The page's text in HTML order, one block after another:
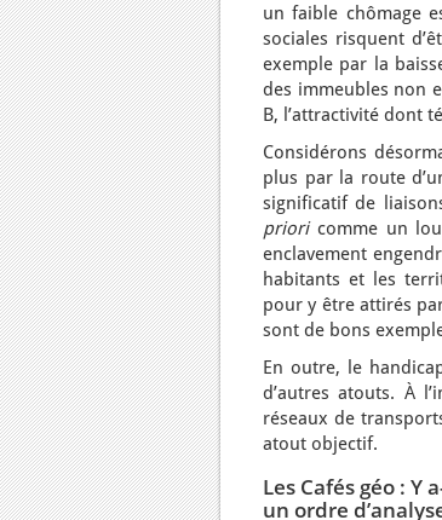
un faible chômage
sociales risquent
exemple par la
des immeubles non
B, l’attractivité dont
Considérons
plus par la route
significatif de
prioricomme un
enclavement
habitants et les
pour y être attirés
sont de bons
En outre, le
d’autres atouts. À
réseaux de
atout objectif.
Les Cafés géo :
un ordre